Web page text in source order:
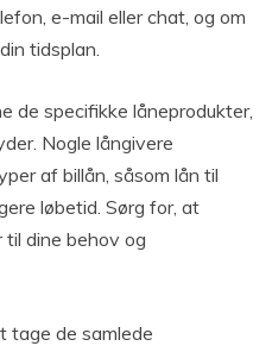
e-mail eller chat, og om
tidsplan.
de specifikke låneprodukter,
Nogle långivere
af billån, såsom lån til
løbetid. Sørg for, at
til dine behov og
tage de samlede